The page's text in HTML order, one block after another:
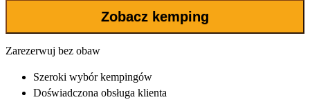
Zobacz kemping
Zarezerwuj bez obaw
Szeroki wybórkempingów
Doświadczona obsługa klienta